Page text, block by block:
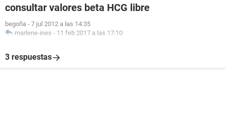
consultar valores beta HCG libre
begoña - 7 jul 2012 a las 14:35
marlene-ines - 11 feb 2017 a las 17:10
3 respuestas